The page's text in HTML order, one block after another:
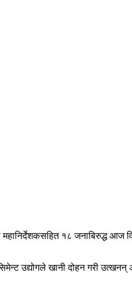
१८ जनाबिरुद्ध आज
उद्योगले खानी दोहन गरी